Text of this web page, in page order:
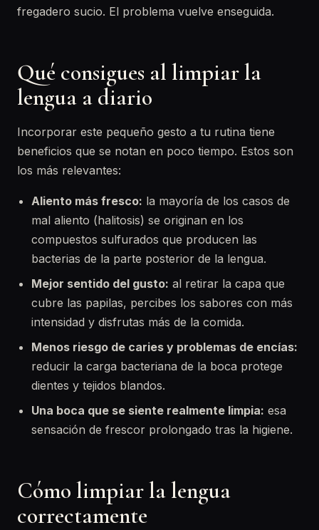
fregadero sucio. El problema vuelve enseguida.
Qué consigues al limpiar la
lengua a diario
Incorporar este pequeño gesto a tu rutina tiene
beneficios que se notan en poco tiempo. Estos son
los más relevantes:
Aliento más fresco: la mayoría de los casos de
mal aliento (halitosis) se originan en los
compuestos sulfurados que producen las
bacterias de la parte posterior de la lengua.
Mejor sentido del gusto: al retirar la capa que
cubre las papilas, percibes los sabores con más
intensidad y disfrutas más de la comida.
Menos riesgo de caries y problemas de encías:
reducir la carga bacteriana de la boca protege
dientes y tejidos blandos.
Una boca que se siente realmente limpia: esa
sensación de frescor prolongado tras la higiene.
Cómo limpiar la lengua
correctamente